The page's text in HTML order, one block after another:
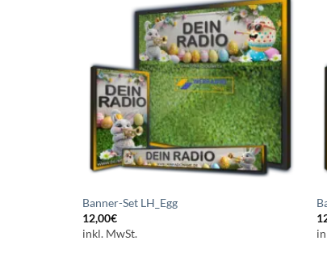
Auf die
Wunschliste
setzen
Banner-Set LH_Egg
12,00€
inkl. MwSt.